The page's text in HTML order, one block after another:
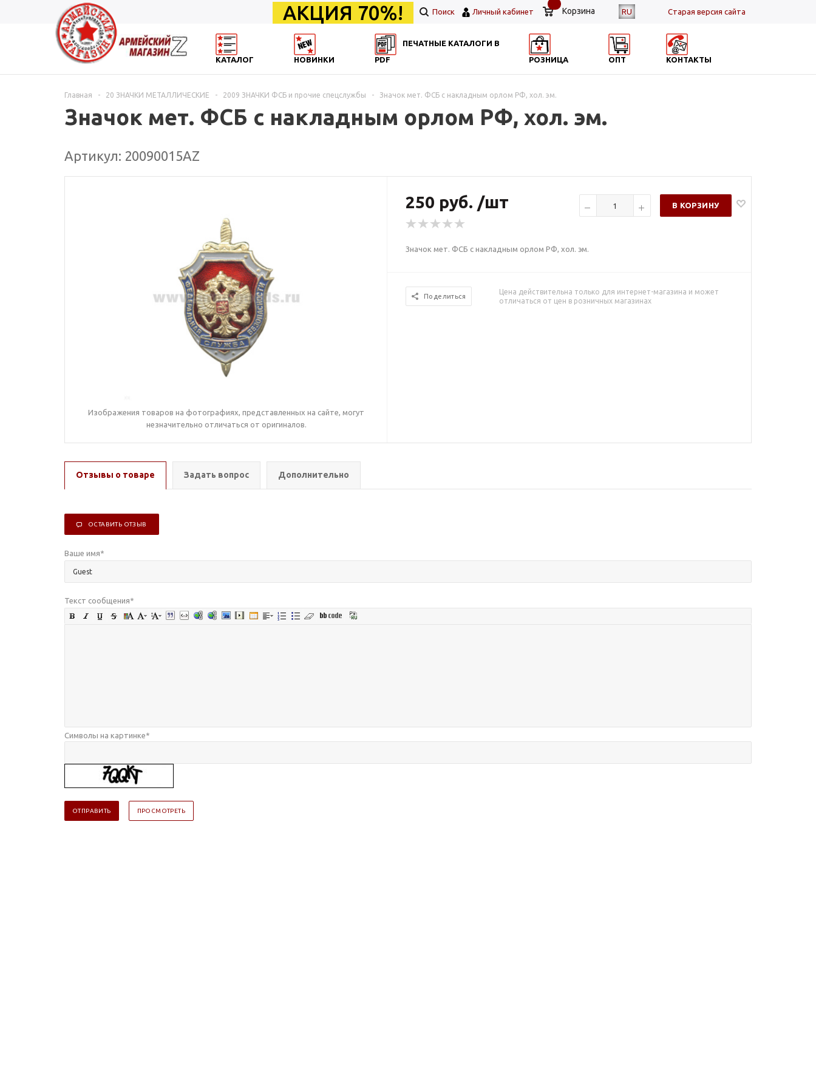
RU Cтарая версия сайта
АКЦИЯ 70%! Поиск Личный кабинет Корзина
КАТАЛОГ НОВИНКИ
ПЕЧАТНЫЕ КАТАЛОГИ В
PDF
РОЗНИЦА ОПТ КОНТАКТЫ
Главная - 20 ЗНАЧКИ МЕТАЛЛИЧЕСКИЕ - 2009 ЗНАЧКИ ФСБ и прочие спецслужбы - Значок мет. ФСБ с накладным орлом РФ, хол. эм.
Значок мет. ФСБ с накладным орлом РФ, хол. эм.
Артикул: 20090015АZ
Изображения товаров на фотографиях, представленных на сайте, могут
незначительно отличаться от оригиналов.
250 руб. /шт В КОРЗИНУ
Значок мет. ФСБ с накладным орлом РФ, хол. эм.
Поделиться
Цена действительна только для интернет-магазина и может
отличаться от цен в розничных магазинах
Отзывы о товаре Задать вопрос Дополнительно
ОСТАВИТЬ ОТЗЫВ
Ваше имя*
Текст сообщения*
Символы на картинке*